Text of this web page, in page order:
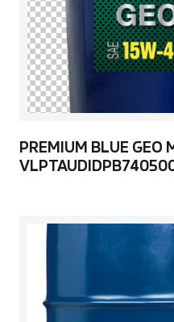
PREMIUM BLUE GEO